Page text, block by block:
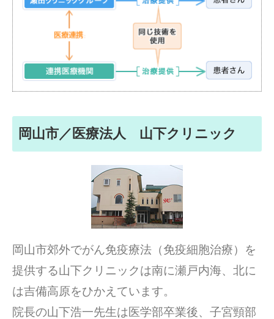
岡山市／医療法人 山下クリニック
岡山市郊外でがん免疫療法（免疫細胞治療）を
提供する山下クリニックは南に瀬戸内海、北に
は吉備高原をひかえています。
院長の山下浩一先生は医学部卒業後、子宮頸部